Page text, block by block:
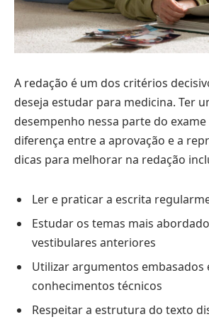
A redação é um dos critérios
deseja estudar para medicina. Ter
desempenho nessa parte do
diferença entre a aprovação e a
dicas para melhorar na redação
Ler e praticar a escrita
Estudar os temas mais
vestibulares anteriores
Utilizar argumentos embasados
conhecimentos técnicos
Respeitar a estrutura do texto